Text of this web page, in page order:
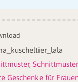
,
Geschenke für